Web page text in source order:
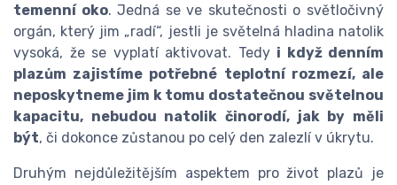
temenní oko. Jedná se ve skutečnosti o světločivný
orgán, který jim „radí“, jestli je světelná hladina natolik
vysoká, že se vyplatí aktivovat. Tedy i když denním
plazům zajistíme potřebné teplotní rozmezí, ale
neposkytneme jim k tomu dostatečnou světelnou
kapacitu, nebudou natolik činorodí, jak by měli
být, či dokonce zůstanou po celý den zalezlí v úkrytu.
Druhým nejdůležitějším aspektem pro život plazů je